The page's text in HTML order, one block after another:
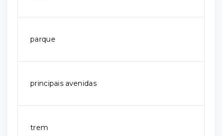
parque
principais avenidas
trem